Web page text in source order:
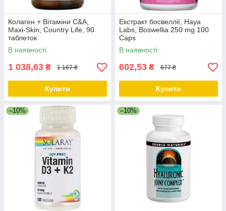
Колаген + Вітаміни С&А,
Maxi-Skin, Country Life, 90
таблеток
В наявності
1 038,63 ₴ 1 167 ₴
Купити
Екстракт босвеллії, Haya
Labs, Boswellia 250 mg 100
Caps
В наявності
602,53 ₴ 677 ₴
Купити
–10% –10%